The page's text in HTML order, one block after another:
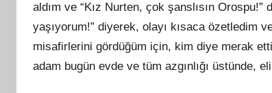
aldım ve “Kız Nurten, çok şanslısın
yaşıyorum!” diyerek, olayı kısaca özetledim
misafirlerini gördüğüm için, kim diye merak
adam bugün evde ve tüm azgınlığı üstünde,